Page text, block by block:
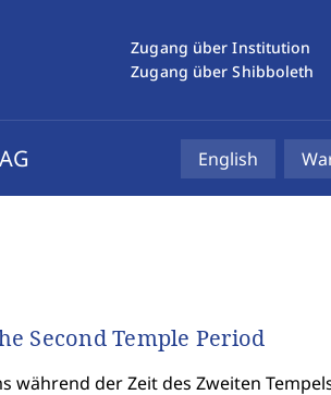
Zugang über Institution
Zugang über Shibboleth
English
Second Temple Period
während der Zeit des Zweiten